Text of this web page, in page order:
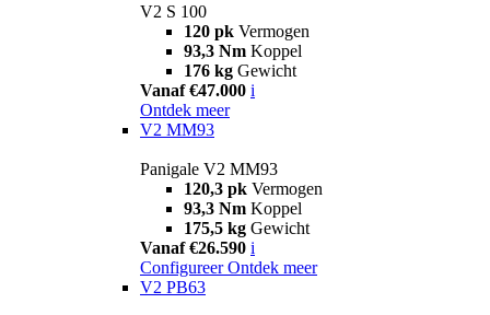
V2 S 100
120 pk Vermogen
93,3 Nm Koppel
176 kg Gewicht
Vanaf €47.000 i
Ontdek meer
V2 MM93
Panigale V2 MM93
120,3 pk Vermogen
93,3 Nm Koppel
175,5 kg Gewicht
Vanaf €26.590 i
Configureer Ontdek meer
V2 PB63